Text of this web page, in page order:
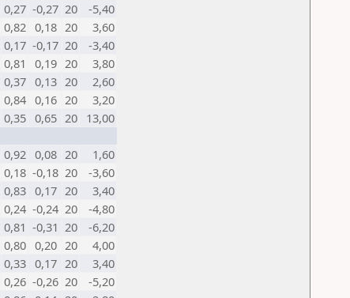
0,27 -0,27 20
-5,40
0,82 0,18 20
3,60
0,17 -0,17 20
-3,40
0,81 0,19 20
3,80
0,37 0,13 20
2,60
0,84 0,16 20
3,20
0,35 0,65 20 13,00
0,92 0,08 20
1,60
0,18 -0,18 20
-3,60
0,83 0,17 20
3,40
0,24 -0,24 20
-4,80
0,81 -0,31 20
-6,20
0,80 0,20 20
4,00
0,33 0,17 20
3,40
0,26 -0,26 20
-5,20